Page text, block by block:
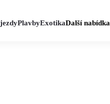
PlavbyExotikaDalší nabídka